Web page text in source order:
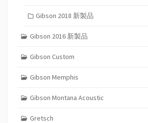
Gibson 2018 新製品
Gibson 2016 新製品
Gibson Custom
Gibson Memphis
Gibson Montana Acoustic
Gretsch